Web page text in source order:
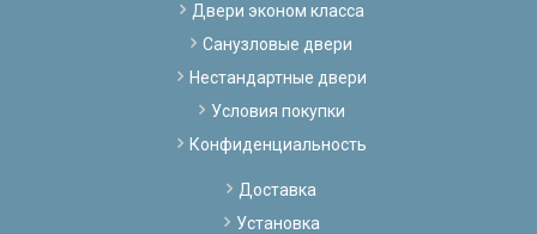
Двери эконом класса
Санузловые двери
Нестандартные двери
Условия покупки
Конфиденциальность
Доставка
Установка